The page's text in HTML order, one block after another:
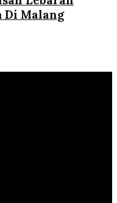
Di Malang